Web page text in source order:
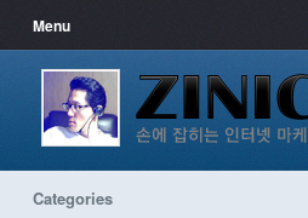
Menu
Categories